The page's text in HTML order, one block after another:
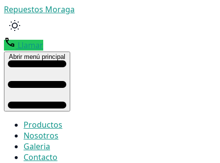
Repuestos Moraga
Llamar
Abrir menú principal
Productos
Nosotros
Galeria
Contacto